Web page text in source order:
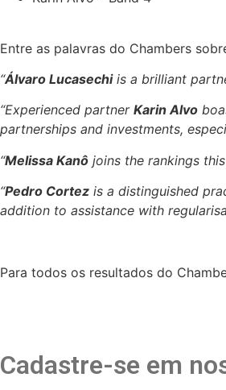
Entre as palavras do Chambers
“Álvaro Lucasechiis a brilliant
“Experienced partner Karin Alvo
partnerships and investments,
“Melissa Kanô joins the rankings
“Pedro Cortez is a distinguished
addition to assistance with
Para todos os resultados do
Cadastre-se em